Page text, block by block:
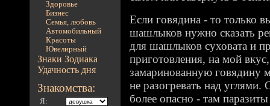
Здоровье
Бизнес
Семья, любовь
Автомобильный
Красоты
Ювелирный
Знаки Зодиака
Удачность дня
Знакомства:
Я:
Если говядина - то только
шашлыков нужно сказать
для шашлыков суховата и
приготовления, на мой
замаринованную говядину
не разогревать над
более опасно - там